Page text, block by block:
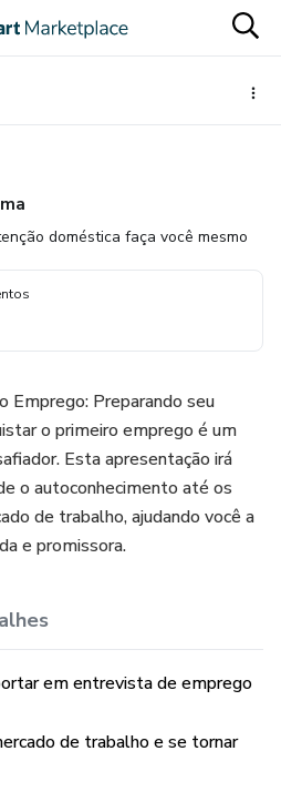
doméstica faça você mesmo
Emprego: Preparando seu
o primeiro emprego é um
Esta apresentação irá
o autoconhecimento até os
de trabalho, ajudando você a
e promissora.
em entrevista de emprego
de trabalho e se tornar